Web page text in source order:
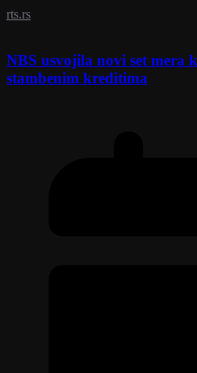
rts.rs
NBS usvojila novi set mera
stambenim kreditima